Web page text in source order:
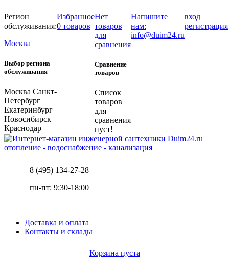
Регион
обслуживания:
Москва
Выбор региона
обслуживания
Москва Санкт-
Петербург
Екатеринбург
Новосибирск
Краснодар
Избранное
0 товаров
Нет
товаров
для
сравнения
Сравнение
товаров
Список
товаров
для
сравнения
пуст!
Напишите
нам:
info@duim24.ru
вход
регистрация
отопление - водоснабжение - канализация
8 (495) 134-27-28
пн-пт: 9:30-18:00
Доставка и оплата
Контакты и склады
Корзина пуста